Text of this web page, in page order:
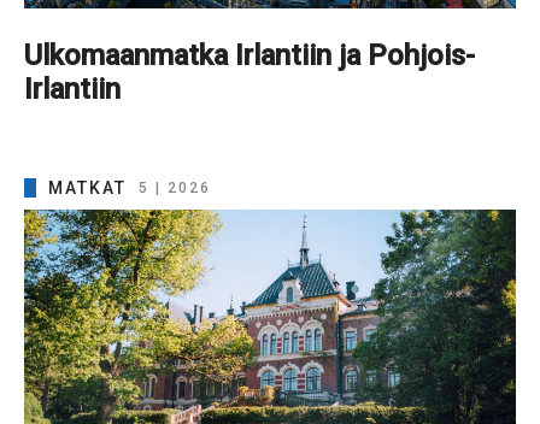
Ulkomaanmatka Irlantiin ja Pohjois-
Irlantiin
MATKAT 5 | 2026